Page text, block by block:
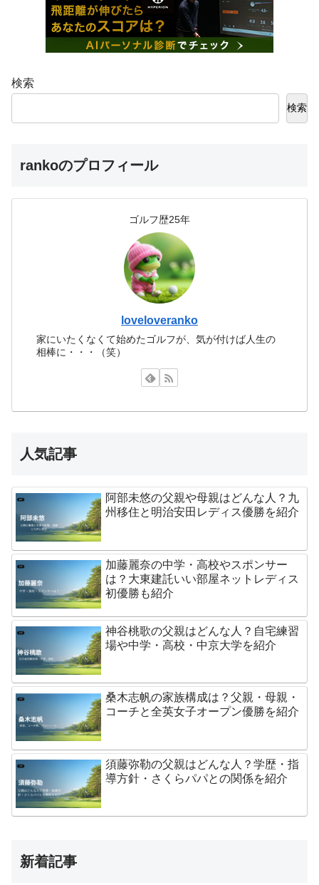
検索
検索
rankoのプロフィール
ゴルフ歴25年
loveloveranko
家にいたくなくて始めたゴルフが、気が付けば人生の
相棒に・・・（笑）
人気記事
阿部未悠の父親や母親はどんな人？九
州移住と明治安田レディス優勝を紹介
加藤麗奈の中学・高校やスポンサー
は？大東建託いい部屋ネットレディス
初優勝も紹介
神谷桃歌の父親はどんな人？自宅練習
場や中学・高校・中京大学を紹介
桑木志帆の家族構成は？父親・母親・
コーチと全英女子オープン優勝を紹介
須藤弥勒の父親はどんな人？学歴・指
導方針・さくらパパとの関係を紹介
新着記事